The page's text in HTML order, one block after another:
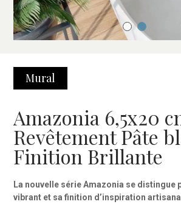
Mural
Amazonia 6,5x20
Revêtement Pâte
Finition Brillante
La nouvelle série Amazonia se distingue
vibrant et sa finition d’inspiration